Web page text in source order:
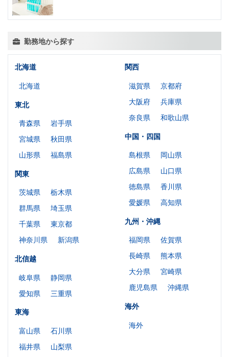
勤務地から探す
北海道
北海道
東北
青森県
岩手県
宮城県
秋田県
山形県
福島県
関東
茨城県
栃木県
群馬県
埼玉県
千葉県
東京都
神奈川県
新潟県
北信越
岐阜県
静岡県
愛知県
三重県
東海
富山県
石川県
福井県
山梨県
関西
滋賀県
京都府
大阪府
兵庫県
奈良県
和歌山県
中国・四国
島根県
岡山県
広島県
山口県
徳島県
香川県
愛媛県
高知県
九州・沖縄
福岡県
佐賀県
長崎県
熊本県
大分県
宮崎県
鹿児島県
沖縄県
海外
海外